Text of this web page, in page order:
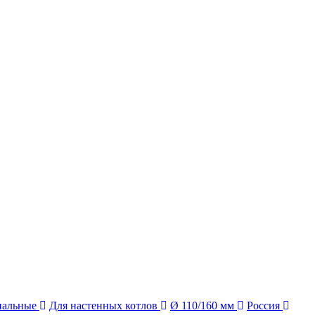
Для настенных котлов Ø 110/160 мм Россия